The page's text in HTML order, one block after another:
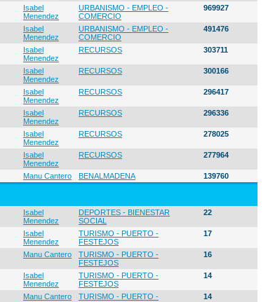
Isabel
Menendez
URBANISMO - EMPLEO -
COMERCIO
969927
Isabel
Menendez
URBANISMO - EMPLEO -
COMERCIO
491476
Isabel
Menendez
RECURSOS 303711
Isabel
Menendez
RECURSOS 300166
Isabel
Menendez
RECURSOS 296417
Isabel
Menendez
RECURSOS 296336
Isabel
Menendez
RECURSOS 278025
Isabel
Menendez
RECURSOS 277964
Manu Cantero BENALMADENA 139760
Isabel
Menendez
DEPORTES - BIENESTAR
SOCIAL
22
Isabel
Menendez
TURISMO - PUERTO -
FESTEJOS
17
Manu Cantero
TURISMO - PUERTO -
FESTEJOS
16
Isabel
Menendez
TURISMO - PUERTO -
FESTEJOS
14
Manu Cantero
TURISMO - PUERTO -
14